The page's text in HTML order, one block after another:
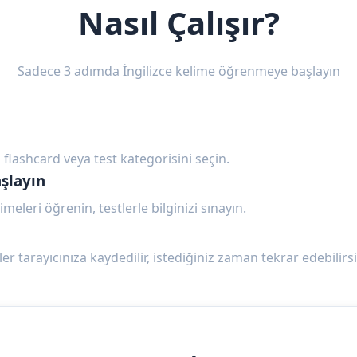
Nasıl Çalışır?
Sadece 3 adımda İngilizce kelime öğrenmeye başlayın
flashcard veya test kategorisini seçin.
öğrenin, testlerle bilginizi sınayın.
tarayıcınıza kaydedilir, istediğiniz zaman tekrar